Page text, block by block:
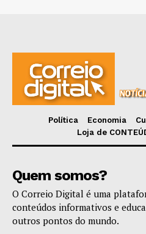
Política Economia
Loja de
Quem somos?
O Correio Digital é uma
conteúdos informativos e
outros pontos do mundo.